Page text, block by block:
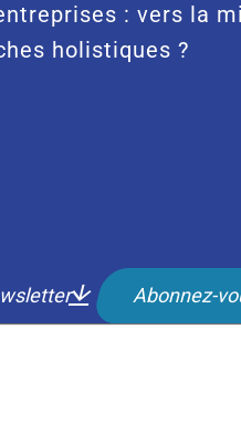
: vers la
holistiques ?
Abonnez-